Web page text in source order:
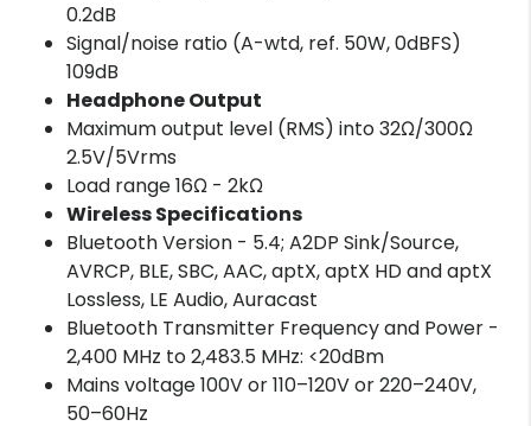
0.2dB
Signal/noise ratio (A-wtd, ref. 50W, 0dBFS)
109dB
Headphone Output
Maximum output level (RMS) into 32Ω/300Ω
2.5V/5Vrms
Load range 16Ω - 2kΩ
Wireless Specifications
Bluetooth Version - 5.4; A2DP Sink/Source,
AVRCP, BLE, SBC, AAC, aptX, aptX HD and aptX
Lossless, LE Audio, Auracast
Bluetooth Transmitter Frequency and Power -
2,400 MHz to 2,483.5 MHz: <20dBm
Mains voltage 100V or 110–120V or 220–240V,
50–60Hz